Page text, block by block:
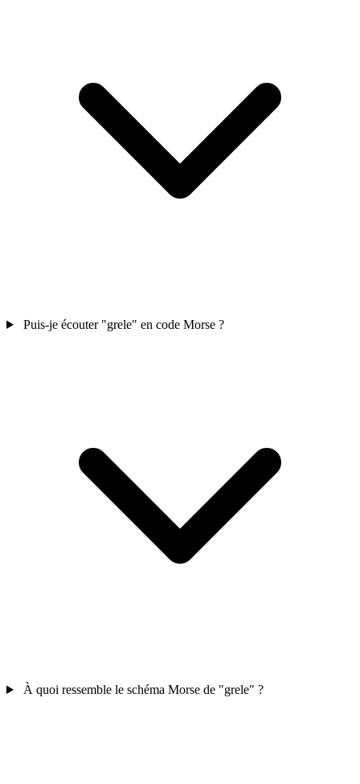
Puis-je écouter "grele" en code Morse ?
À quoi ressemble le schéma Morse de "grele" ?